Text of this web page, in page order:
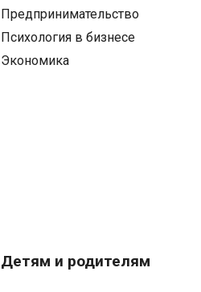
Предпринимательство
Психология в бизнесе
Экономика
Детям и родителям